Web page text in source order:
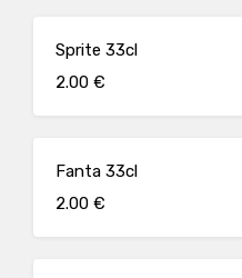
Sprite 33cl
2.00 €
Fanta 33cl
2.00 €